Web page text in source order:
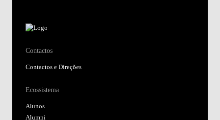
Contactos
Contactos e Direções
Ecossistema
Alunos
Alumni